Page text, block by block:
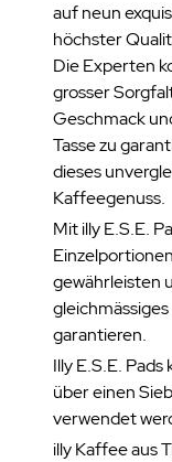
auf neun
höchster
Die Experten
grosser
Geschmack
Tasse zu
dieses
Kaffeegenuss.
Mit illy E.S.E.
gewährleisten
garantieren.
Illy E.S.E.
über einen
verwendet
illy Kaffee aus